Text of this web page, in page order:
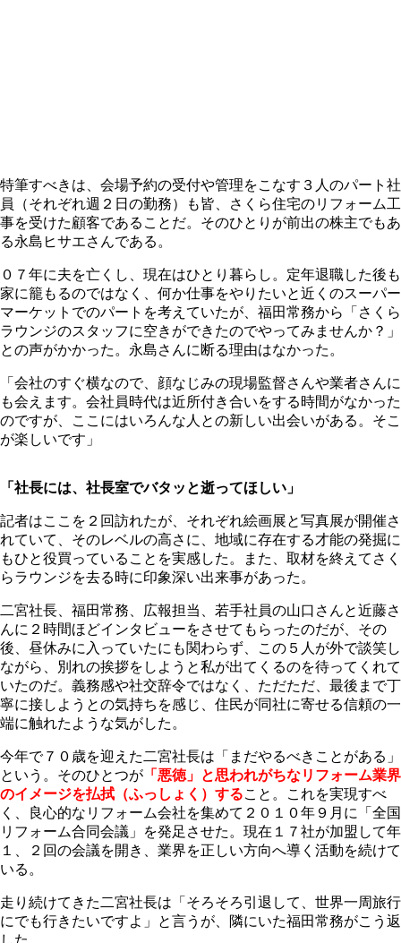
特筆すべきは、会場予約の受付や管理をこなす３人のパート社
員（それぞれ週２日の勤務）も皆、さくら住宅のリフォーム工
事を受けた顧客であることだ。そのひとりが前出の株主でもあ
る永島ヒサエさんである。
０７年に夫を亡くし、現在はひとり暮らし。定年退職した後も
家に籠もるのではなく、何か仕事をやりたいと近くのスーパー
マーケットでのパートを考えていたが、福田常務から「さくら
ラウンジのスタッフに空きができたのでやってみませんか？」
との声がかかった。永島さんに断る理由はなかった。
「会社のすぐ横なので、顔なじみの現場監督さんや業者さんに
も会えます。会社員時代は近所付き合いをする時間がなかった
のですが、ここにはいろんな人との新しい出会いがある。そこ
が楽しいです」
「社長には、社長室でバタッと逝ってほしい」
記者はここを２回訪れたが、それぞれ絵画展と写真展が開催さ
れていて、そのレベルの高さに、地域に存在する才能の発掘に
もひと役買っていることを実感した。また、取材を終えてさく
らラウンジを去る時に印象深い出来事があった。
二宮社長、福田常務、広報担当、若手社員の山口さんと近藤さ
んに２時間ほどインタビューをさせてもらったのだが、その
後、昼休みに入っていたにも関わらず、この５人が外で談笑し
ながら、別れの挨拶をしようと私が出てくるのを待ってくれて
いたのだ。義務感や社交辞令ではなく、ただただ、最後まで丁
寧に接しようとの気持ちを感じ、住民が同社に寄せる信頼の一
端に触れたような気がした。
今年で７０歳を迎えた二宮社長は「まだやるべきことがある」
という。そのひとつが 「悪徳」と思われがちなリフォーム業界
のイメージを払拭（ふっしょく）すること。これを実現すべ
く、良心的なリフォーム会社を集めて２０１０年９月に「全国
リフォーム合同会議」を発足させた。現在１７社が加盟して年
１、２回の会議を開き、業界を正しい方向へ導く活動を続けて
いる。
走り続けてきた二宮社長は「そろそろ引退して、世界一周旅行
にでも行きたいですよ」と言うが、隣にいた福田常務がこう返
した。